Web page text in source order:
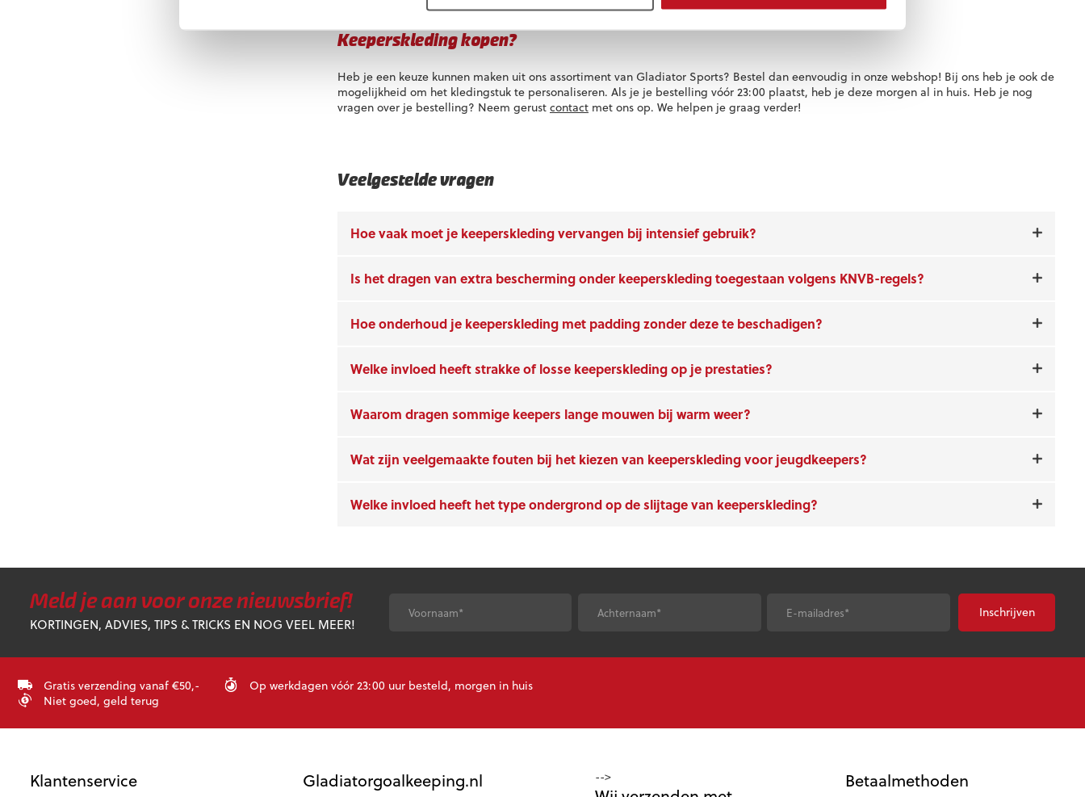
Meer dan 30 jaar ervaring op het gebied van keepershandschoenen en kleding
Keeperskleding kopen?
Heb je een keuze kunnen maken uit ons assortiment van Gladiator Sports? Bestel dan eenvoudig in onze webshop! Bij ons heb je ook de
mogelijkheid om het kledingstuk te personaliseren. Als je je bestelling vóór 23:00 plaatst, heb je deze morgen al in huis. Heb je nog
vragen over je bestelling? Neem gerustcontact met ons op. We helpen je graag verder!
Veelgestelde vragen
Hoe vaak moet je keeperskleding vervangen bij intensief gebruik?
Is het dragen van extra bescherming onder keeperskleding toegestaan volgens KNVB-regels?
Hoe onderhoud je keeperskleding met padding zonder deze te beschadigen?
Welke invloed heeft strakke of losse keeperskleding op je prestaties?
Waarom dragen sommige keepers lange mouwen bij warm weer?
Wat zijn veelgemaakte fouten bij het kiezen van keeperskleding voor jeugdkeepers?
Welke invloed heeft het type ondergrond op de slijtage van keeperskleding?
Meld je aan voor onze nieuwsbrief!
KORTINGEN, ADVIES, TIPS & TRICKS EN NOG VEEL MEER! Voornaam* Achternaam*
Gratis verzending vanaf €50,-
Op werkdagen vóór 23:00 uur besteld, morgen in huis
Niet goed, geld terug
Klantenservice Gladiatorgoalkeeping.nl --> Betaalmethoden